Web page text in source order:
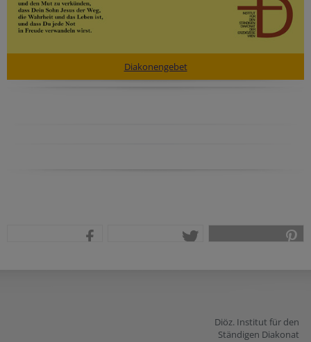
Diakonengebet
Diöz. Institut für den
Ständigen Diakonat